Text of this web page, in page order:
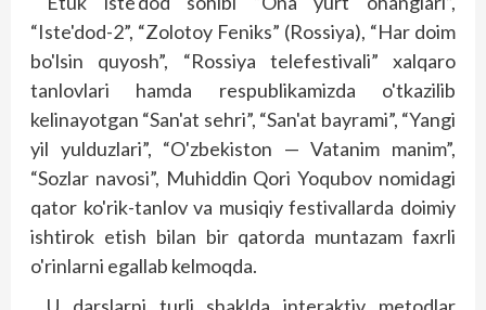
“Iste'dod-2”, “Zolotoy Feniks” (Rossiya), “Har doim
bo'lsin quyosh”, “Rossiya telefestivali” xalqaro
tanlovlari hamda respublikamizda o'tkazilib
kelinayotgan “San'at sehri”, “San'at bayrami”, “Yangi
yil yulduzlari”, “O'zbekiston — Vatanim manim”,
“Sozlar navosi”, Muhiddin Qori Yoqubov nomidagi
qator ko'rik-tanlov va musiqiy festivallarda doimiy
ishtirok etish bilan bir qatorda muntazam faxrli
o'rinlarni egallab kelmoqda.